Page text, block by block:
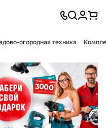
огородная техника